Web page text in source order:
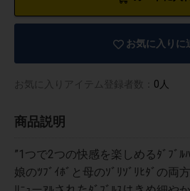
お気に入りに
お気に入りアイテム登録者数： 0人
商品説明
”1つで2つの快感を楽しめるﾀﾞﾌﾞﾙ
娘のﾂﾌﾞｲﾎﾞと母のｿﾞﾘｿﾞﾘﾋﾀﾞの両
イラストレ
アダルトグ